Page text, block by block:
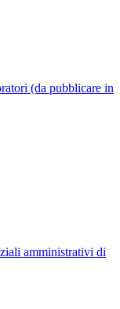
(da pubblicare in
amministrativi di